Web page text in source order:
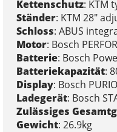
Kettenschutz: KTM
Ständer: KTM 28"
Schloss: ABUS
Motor: Bosch
Batterie: Bosch
Batteriekapazität:
Display: Bosch
Ladegerät: Bosch
Zulässiges
Gewicht: 26.9kg